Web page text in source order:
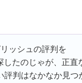
ッシュの評判を
したのじゃが、正直
評判はなかなか見つ